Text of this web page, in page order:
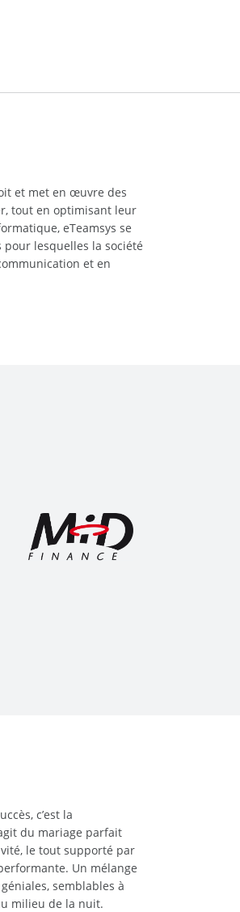
et met en œuvre des
tout en optimisant leur
eTeamsys se
lesquelles la société
et en
c’est la
du mariage parfait
le tout supporté par
Un mélange
semblables à
milieu de la nuit.